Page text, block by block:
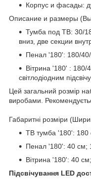
Корпус и фасады:
Описание и размеры
Тумба под ТВ: 30/
вниз, две секции
Пенал '180': 180/40/
Вітрина '180' : 180/
світлодіодним
Цей загальний розмір
виробами.
Габаритні розміри
ТВ тумба '180':
Пенал '180': 40 см;
Вітрина '180': 40
Підсвічування LED